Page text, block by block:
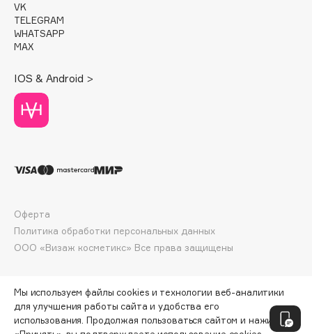
Davines
Deonica
Dessange
Divage
Dolce & Gabbana
Dolomit
DP Daily Perfection
Dr.Althea
Dr.Ceuracle
Dr.Jart+
Dyson
VK
TELEGRAM
WHATSAPP
MAX
IOS & Android >
ООО «Визаж косметикс» Все права защищены
Оферта
Политика обработки персональных данных
Мы используем файлы cookies и технологии веб-аналитики
для улучшения работы сайта и удобства его
использования. Продолжая пользоваться сайтом и нажимая